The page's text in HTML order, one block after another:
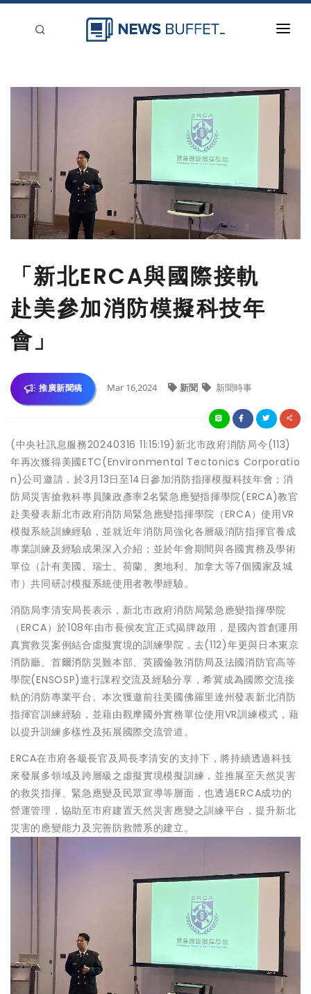
刊登
「新北ERCA與國際接軌
赴美參加消防模擬科技年
會」
推廣新聞稿 Mar 16,2024 新聞 新聞時事
(中央社訊息服務20240316 11:15:19)新北市政府消防局今(113)
年再次獲得美國ETC(Environmental Tectonics Corporatio
n)公司邀請，於3月13日至14日參加消防指揮模擬科技年會；消
防局災害搶救科專員陳政彥率2名緊急應變指揮學院(ERCA)教官
赴美發表新北市政府消防局緊急應變指揮學院（ERCA）使用VR
模擬系統訓練經驗，並就近年消防局強化各層級消防指揮官養成
專業訓練及經驗成果深入介紹；並於年會期間與各國實務及學術
單位（計有美國、瑞士、荷蘭、奧地利、加拿大等7個國家及城
市）共同研討模擬系統使用者教學經驗。
消防局李清安局長表示，新北市政府消防局緊急應變指揮學院
（ERCA）於108年由市長侯友宜正式揭牌啟用，是國內首創運用
真實救災案例結合虛擬實境的訓練學院，去(112)年更與日本東京
消防廳、首爾消防災難本部、英國倫敦消防局及法國消防官高等
學院(ENSOSP)進行課程交流及經驗分享，希冀成為國際交流接
軌的消防專業平台。本次獲邀前往美國佛羅里達州發表新北消防
指揮官訓練經驗，並藉由觀摩國外實務單位使用VR訓練模式，藉
以提升訓練多樣性及拓展國際交流管道。
ERCA在市府各級長官及局長李清安的支持下，將持續透過科技
來發展多領域及跨層級之虛擬實境模擬訓練，並推展至天然災害
的救災指揮、緊急應變及民眾宣導等層面，也透過ERCA成功的
營運管理，協助至市府建置天然災害應變之訓練平台，提升新北
災害的應變能力及完善防救體系的建立。